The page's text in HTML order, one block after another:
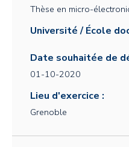
Thèse en micro-
Université / École
Date souhaitée de
01-10-2020
Lieu d'exercice :
Grenoble